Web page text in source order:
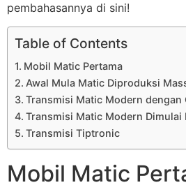
pembahasannya di sini!
Table of Contents
Mobil Matic Pertama
Awal Mula Matic Diproduksi
Transmisi Matic Modern dengan
Transmisi Matic Modern Dimulai
Transmisi Tiptronic
Mobil Matic